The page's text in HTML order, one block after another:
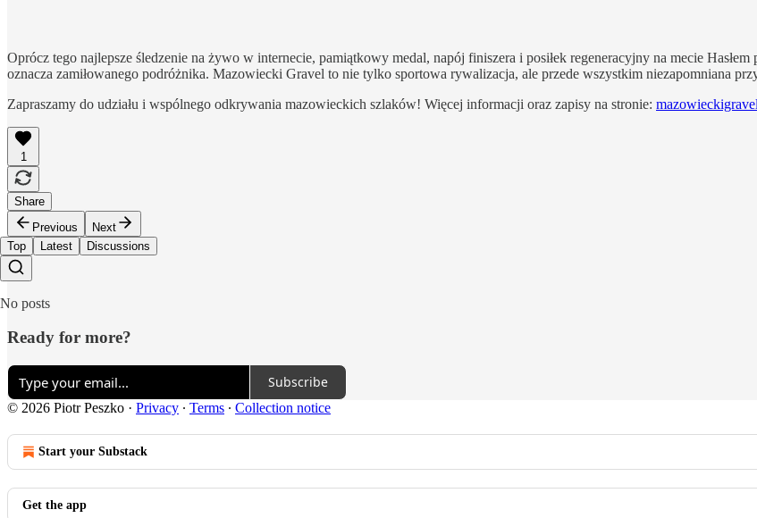
Oprócz tego najlepsze śledzenie na żywo w internecie, pamiątkowy medal, napój finiszera i posiłek regeneracyjny na mecie
oznacza zamiłowanego podróżnika. Mazowiecki Gravel to nie tylko sportowa rywalizacja, ale przede wszystkim niezapomniana
Zapraszamy do udziału i wspólnego odkrywania mazowieckich szlaków! Więcej informacji oraz zapisy na stronie:
1
Share
Previous
Next
Top
Latest Discussions
No posts
Ready for more?
Subscribe
© 2026 Piotr Peszko · Privacy ∙ Terms ∙ Collection notice
Start your Substack
Get the app